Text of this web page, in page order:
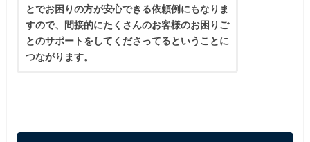
とでお困りの方が安心できる依頼例にもなりま
すので、間接的にたくさんのお客様のお困りご
とのサポートをしてくださってるということに
つながります。